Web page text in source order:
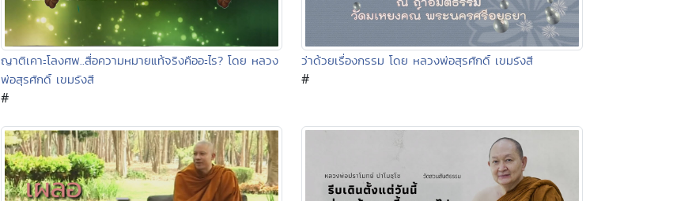
ญาติเคาะโลงศพ..สื่อความหมายแท้จริงคืออะไร? โดย หลวง
พ่อสุรศักดิ์ เขมรังสี
#
ว่าด้วยเรื่องกรรม โดย หลวงพ่อสุรศักดิ์ เขมรังสี
#